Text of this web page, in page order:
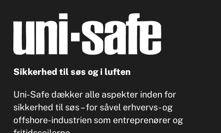
Sikkerhed til søs og i luften
Uni-Safe dækker alle aspekter inden for
sikkerhed til søs – for såvel erhvervs- og
offshore-industrien som entreprenører og